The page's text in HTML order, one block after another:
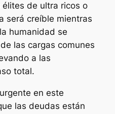
de ultra ricos o
será creíble mientras
humanidad se
las cargas comunes
a las
total.
en este
las deudas están